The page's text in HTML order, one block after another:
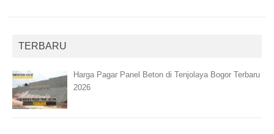
TERBARU
Harga Pagar Panel Beton di Tenjolaya Bogor Terbaru
2026